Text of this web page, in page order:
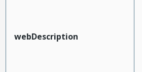
webDescription